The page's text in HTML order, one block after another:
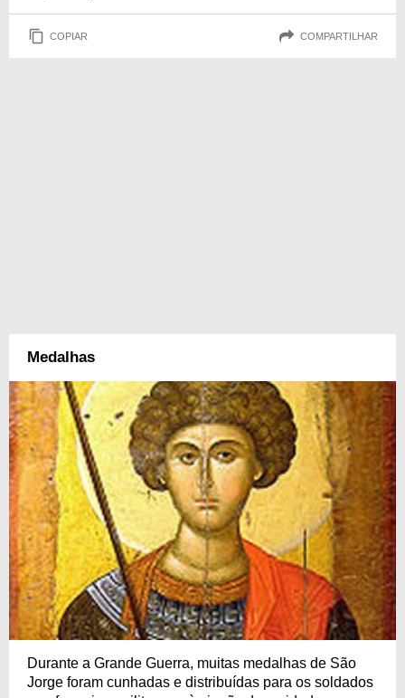
COPIAR COMPARTILHAR
Medalhas
Durante a Grande Guerra, muitas medalhas de São
Jorge foram cunhadas e distribuídas para os soldados